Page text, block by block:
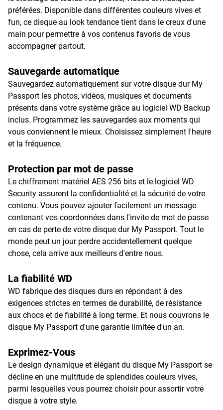
préférées. Disponible dans différentes couleurs vives et
fun, ce disque au look tendance tient dans le creux d'une
main pour permettre à vos contenus favoris de vous
accompagner partout.
Sauvegarde automatique
Sauvegardez automatiquement sur votre disque dur My
Passport les photos, vidéos, musiques et documents
présents dans votre système grâce au logiciel WD Backup
inclus. Programmez les sauvegardes aux moments qui
vous conviennent le mieux. Choisissez simplement l'heure
et la fréquence.
Protection par mot de passe
Le chiffrement matériel AES 256 bits et le logiciel WD
Security assurent la confidentialité et la sécurité de votre
contenu. Vous pouvez ajouter facilement un message
contenant vos coordonnées dans l'invite de mot de passe
en cas de perte de votre disque dur My Passport. Tout le
monde peut un jour perdre accidentellement quelque
chose, cela arrive aux meilleurs d'entre nous.
La fiabilité WD
WD fabrique des disques durs en répondant à des
exigences strictes en termes de durabilité, de résistance
aux chocs et de fiabilité à long terme. Et nous couvrons le
disque My Passport d'une garantie limitée d'un an.
Exprimez-Vous
Le design dynamique et élégant du disque My Passport se
décline en une multitude de splendides couleurs vives,
parmi lesquelles vous pourrez choisir pour assortir votre
disque à votre style.